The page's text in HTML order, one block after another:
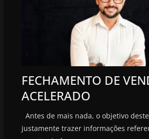
FECHAMENTO DE
ACELERADO
Antes de mais nada, o objetivo
justamente trazer informações